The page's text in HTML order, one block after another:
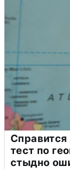
тест по
стыдно